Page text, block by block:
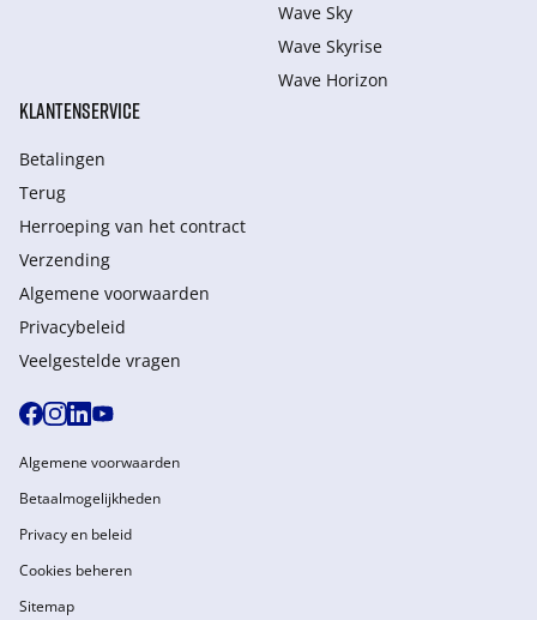
Wave Sky
Wave Skyrise
Wave Horizon
KLANTENSERVICE
Betalingen
Terug
Herroeping van het contract
Verzending
Algemene voorwaarden
Privacybeleid
Veelgestelde vragen
Algemene voorwaarden
Betaalmogelijkheden
Privacy en beleid
Cookies beheren
Sitemap